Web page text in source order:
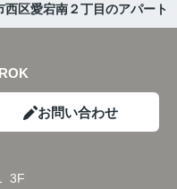
西区愛宕南２丁目のアパート
お問い合わせ
3F